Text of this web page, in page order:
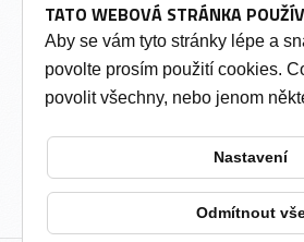
Prodejna a osobní odběr
INFORMACE
Soukromí a cookies
Změnit nastavení cookies
TATO WEBOVÁ STRÁNKA
Aby se vám tyto stránky lépe a
povolte prosím použití cookies.
povolit všechny, nebo jenom
Nastavení
Odmítnout